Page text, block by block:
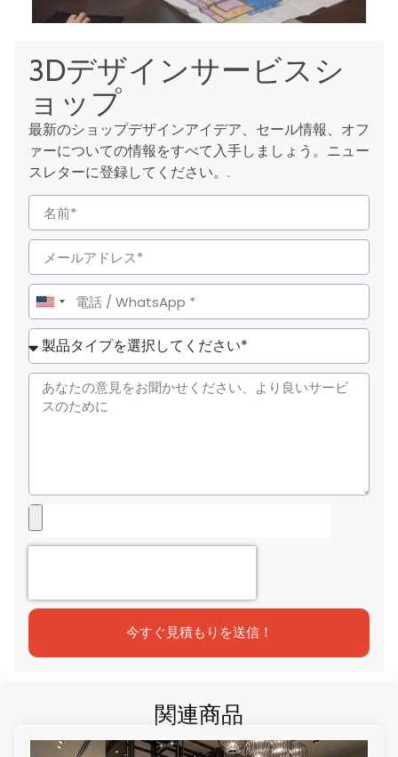
3Dデザインサービスシ
ョップ
最新のショップデザインアイデア、セール情報、オフ
ァーについての情報をすべて入手しましょう。ニュー
スレターに登録してください。.
United
States
+1
今すぐ見積もりを送信！
関連商品